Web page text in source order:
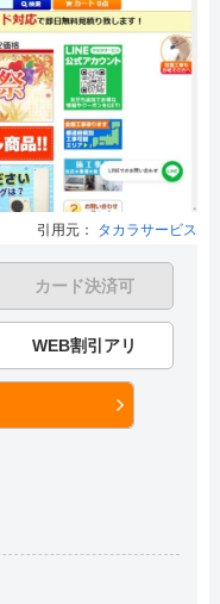
引用元： タカラサービス
カード決済可
WEB割引アリ